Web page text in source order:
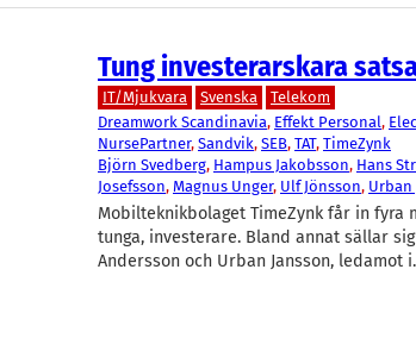
Tung investerarskara
IT/Mjukvara Svenska Telekom
Dreamwork Scandinavia, Effekt Personal,
NursePartner, Sandvik, SEB, TAT, TimeZynk
Björn Svedberg, Hampus Jakobsson, Hans
Josefsson, Magnus Unger, Ulf Jönsson, Urban
Mobilteknikbolaget TimeZynk får in fyra
tunga, investerare. Bland annat sällar
Andersson och Urban Jansson, ledamot